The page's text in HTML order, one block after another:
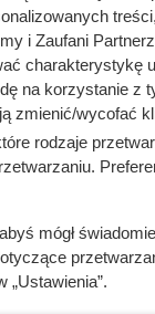
Powód do dziś
najbardziej
i Zaufani
charakterystykę
na korzystanie z
zmienić/wycofać
rodzaje
mógł
„Ustawienia”.